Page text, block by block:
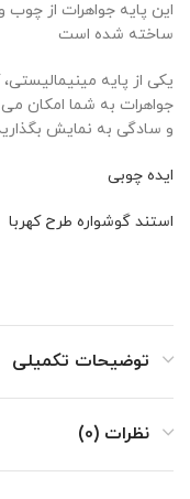
این پایه جواهرات از چوب
ساخته شده است
یکی از پایه
جواهرات به شما امکان می
و سادگی به نمایش
ایده چوبی
استند گوشواره طرح کهربا
توضیحات تکمیلی
نظرات (0)